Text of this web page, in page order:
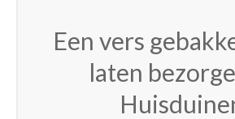
Een vers
laten